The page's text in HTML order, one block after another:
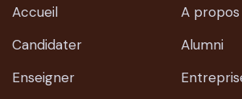
Accueil
A propos
Candidater
Alumni
Enseigner